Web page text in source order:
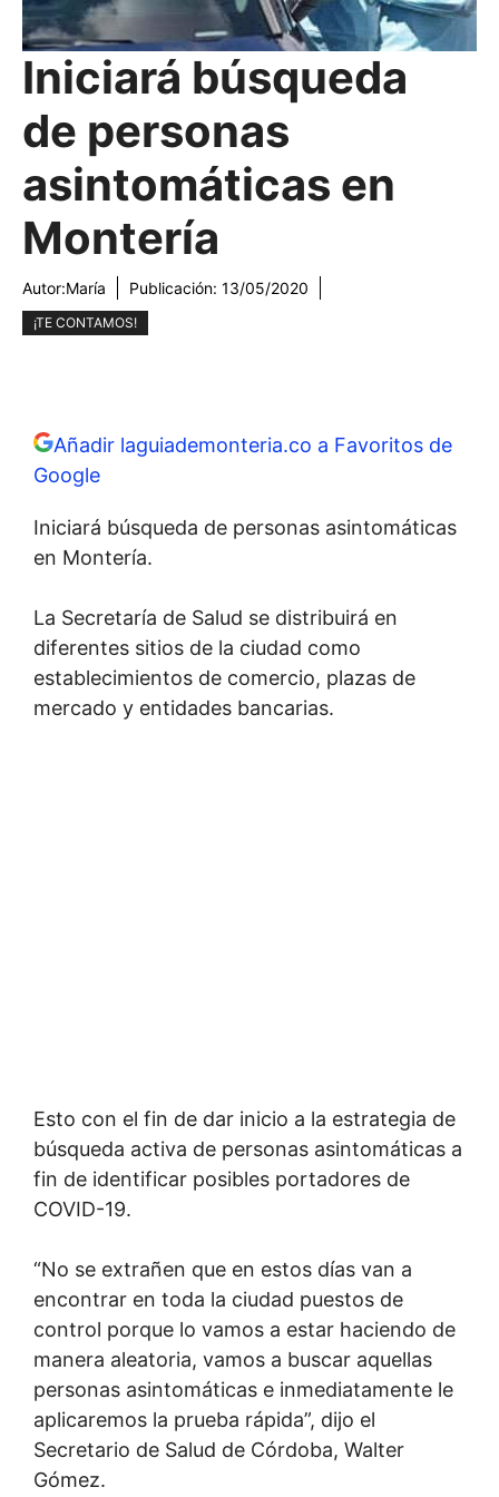
Iniciará búsqueda
de personas
asintomáticas en
Montería
Autor:María Publicación: 13/05/2020
¡TE CONTAMOS!
Añadir laguiademonteria.co a Favoritos de
Google
Iniciará búsqueda de personas asintomáticas
en Montería.
La Secretaría de Salud se distribuirá en
diferentes sitios de la ciudad como
establecimientos de comercio, plazas de
mercado y entidades bancarias.
Esto con el fin de dar inicio a la estrategia de
búsqueda activa de personas asintomáticas a
fin de identificar posibles portadores de
COVID-19.
“No se extrañen que en estos días van a
encontrar en toda la ciudad puestos de
control porque lo vamos a estar haciendo de
manera aleatoria, vamos a buscar aquellas
personas asintomáticas e inmediatamente le
aplicaremos la prueba rápida”, dijo el
Secretario de Salud de Córdoba, Walter
Gómez.